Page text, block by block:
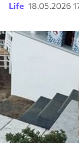
Life 18.05.2026